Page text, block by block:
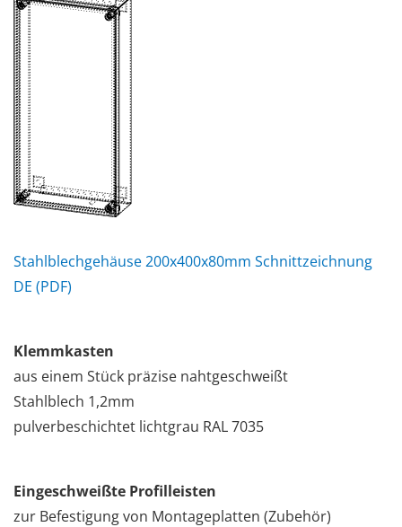
Stahlblechgehäuse 200x400x80mm Schnittzeichnung
DE (PDF)
Klemmkasten
aus einem Stück präzise nahtgeschweißt
Stahlblech 1,2mm
pulverbeschichtet lichtgrau RAL 7035
Eingeschweißte Profilleisten
zur Befestigung von Montageplatten (Zubehör)